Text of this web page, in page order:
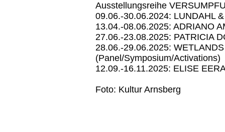
Ausstellungsreihe
09.06.-30.06.2024: LUNDAHL
13.04.-08.06.2025: ADRIANO
27.06.-23.08.2025: PATRICIA
28.06.-29.06.2025:
(Panel/Symposium/Activations)
12.09.-16.11.2025: ELISE
Foto: Kultur Arnsberg